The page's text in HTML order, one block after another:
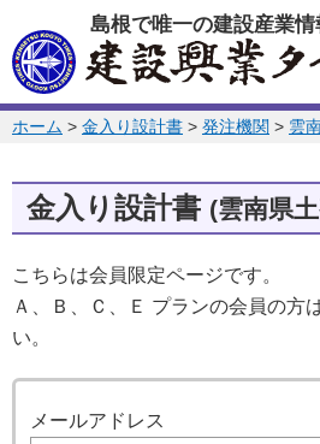
このページの本文へ
島根で唯一の建設産業情
このページの位置:
ホーム > 金入り設計書 > 発注機関 > 雲
金入り設計書 (雲南県
こちらは会員限定ページです。
Ａ、Ｂ、Ｃ、Ｅ プランの会員の方
い。
メールアドレス